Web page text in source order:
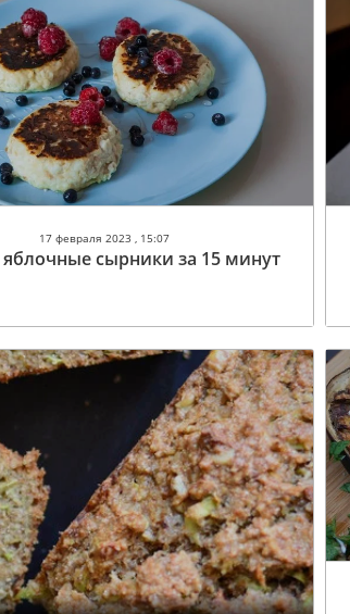
17 февраля 2023 , 15:07
сырники за 15 минут